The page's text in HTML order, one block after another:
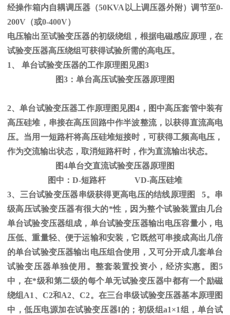
经操作箱内自耦调压器（50KVA 以上调压器外附）调节至0-
200V （或0-400V）
电压输出至试验变压器的初级绕组，根据电磁感应原理，在
试验变压器高压绕组可获得试验所需的高电压。
1、 单台试验变压器的工作原理图见图3
图3 ：单台高压试验变压器原理图
2、单台试验变压器工作原理图见图4 ，图中高压套管中装有
高压硅堆，串接在高压回路中作半波整流，以获得直流高电
压。当用一短路杆将高压硅堆短接时，可获得工频高电压，
作为交流输出状态，取消短路杆时，作为直流输出状态。
图4单台交直流试验变压器原理图
图中： D-短路杆 VD-高压硅堆
3、三台试验变压器串级获得更高电压的结线原理图5。串
级高压试验变压器有很大的*性，因为整个试验装置由几台
单台试验变压器组成，单台试验变压器输出电压容量小，电
压低、重量轻、便于运输和安装，它既然可串接成高出几倍
的单台试验变压器输出电压组合使用，又可分开成几套单台
试验变压器单独使用。整套装置投资小，经济实惠。图 5
中，在*级和第二级的每个单无试验变压器中都有一个励磁
绕组 A1 、 C2和A2、C2。在三台串级试验变压器基本原理图
中，低压电源加在试验变压器I的；初级组a1×1组，单台试